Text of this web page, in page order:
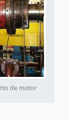
de motor